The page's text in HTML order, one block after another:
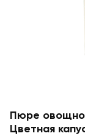
Пюре
Цветная